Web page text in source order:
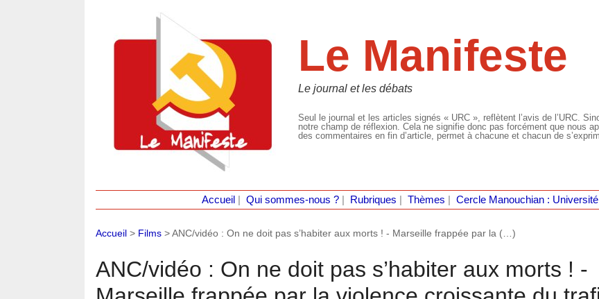
Le Manifeste
Le journal et les débats
Seul le journal et les articles signés « URC », reflètent l’avis de l’URC.
notre champ de réflexion. Cela ne signifie donc pas forcément que nous
des commentaires en fin d’article, permet à chacune et chacun de
Accueil Qui sommes-nous ?| Rubriques Thèmes Cercle Manouchian :
Accueil > Films >ANC/vidéo : On ne doit pas s’habiter aux morts ! - Marseille frappée par la (…)
ANC/vidéo : On ne doit pas s’habiter aux morts ! -